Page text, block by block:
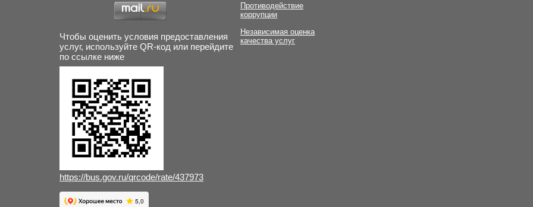
Чтобы оценить условия предоставления
услуг, используйте QR-код или перейдите
по ссылке ниже
https://bus.gov.ru/qrcode/rate/437973
Противодействие
коррупции
Независимая оценка
качества услуг